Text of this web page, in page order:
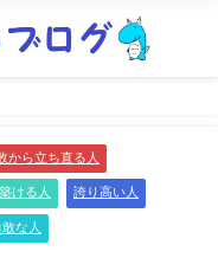
から立ち直る人
ける人 誇り高い人
敢な人